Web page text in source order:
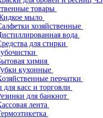
товары
мыло
хозяйственные
вода
для стирки
химия
кухонные
перчатки
для касс и торговли
для банкнот
лента